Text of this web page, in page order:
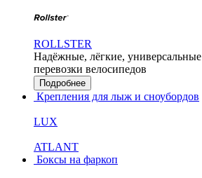
ROLLSTER
Надёжные, лёгкие, универсальные
перевозки велосипедов
Подробнее
Крепления для лыж и сноубордов
LUX
ATLANT
Боксы на фаркоп